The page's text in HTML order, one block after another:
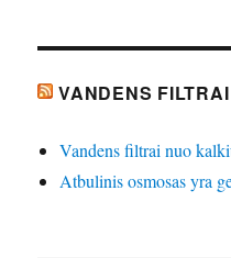
VANDENS FILTRAI
Vandens filtrai nuo
Atbulinis osmosas yra